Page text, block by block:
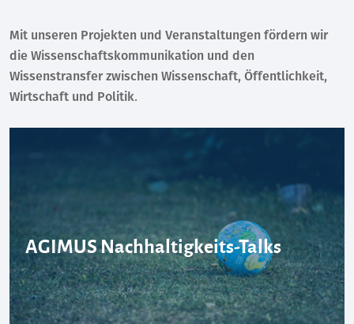
Mit unseren Projekten und Veranstaltungen fördern wir
die Wissenschaftskommunikation und den
Wissenstransfer zwischen Wissenschaft, Öffentlichkeit,
Wirtschaft und Politik.
AGIMUS Nachhaltigkeits-Talks